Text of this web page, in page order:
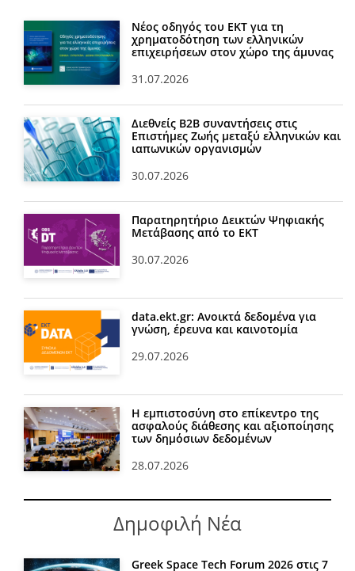
Νέος οδηγός του ΕΚΤ για τη
χρηματοδότηση των ελληνικών
επιχειρήσεων στον χώρο της άμυνας
31.07.2026
Διεθνείς Β2Β συναντήσεις στις
Επιστήμες Ζωής μεταξύ ελληνικών και
ιαπωνικών οργανισμών
30.07.2026
Παρατηρητήριο Δεικτών Ψηφιακής
Μετάβασης από το ΕΚΤ
30.07.2026
data.ekt.gr: Ανοικτά δεδομένα για
γνώση, έρευνα και καινοτομία
29.07.2026
Η εμπιστοσύνη στο επίκεντρο της
ασφαλούς διάθεσης και αξιοποίησης
των δημόσιων δεδομένων
28.07.2026
Δημοφιλή Νέα
Greek Space Tech Forum 2026 στις 7